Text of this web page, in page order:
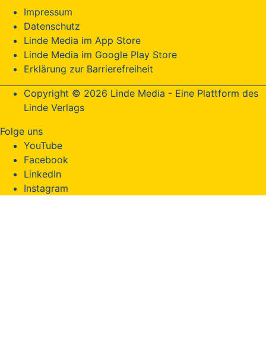
Impressum
Datenschutz
Linde Media im App Store
Linde Media im Google Play Store
Erklärung zur Barrierefreiheit
Copyright © 2026 Linde Media - Eine Plattform des
Linde Verlags
Folge uns
YouTube
Facebook
LinkedIn
Instagram